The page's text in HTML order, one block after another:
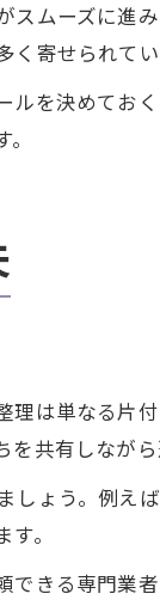
ムーズに進
寄せられてい
を決めてお
は単なる片
共有しながら
ょう。例え
。
きる専門業